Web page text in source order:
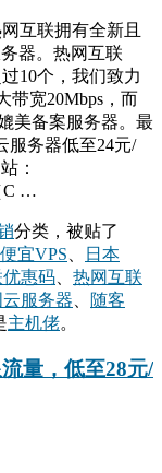
互联拥有全新且
器。热网互联
10个，我们致力
带宽20Mbps，而
美备案服务器。最
服务器低至24元/
：
C …
分类，被贴了
便宜VPS
日本
惠码
热网互联
云服务器
随客
主机佬。
量，低至28元/